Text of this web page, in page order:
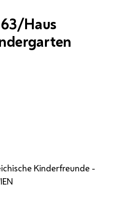
Haus
Kinderfreunde -